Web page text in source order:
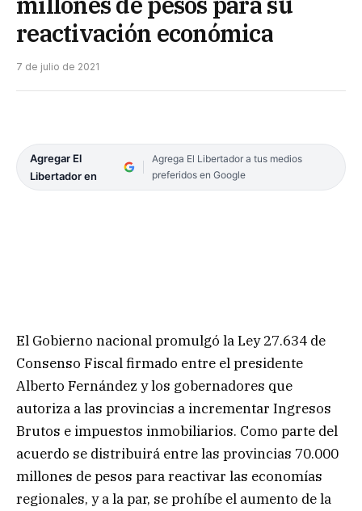
reactivación económica
7 de julio de 2021
Agregar El
Libertador en
Agrega El Libertador a tus medios
preferidos en Google
El Gobierno nacional promulgó la Ley 27.634 de
Consenso Fiscal firmado entre el presidente
Alberto Fernández y los gobernadores que
autoriza a las provincias a incrementar Ingresos
Brutos e impuestos inmobiliarios. Como parte del
acuerdo se distribuirá entre las provincias 70.000
millones de pesos para reactivar las economías
regionales, y a la par, se prohíbe el aumento de la